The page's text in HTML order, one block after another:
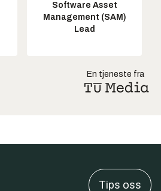
Software Asset
Management (SAM)
Lead
En tjeneste fra
Tips oss